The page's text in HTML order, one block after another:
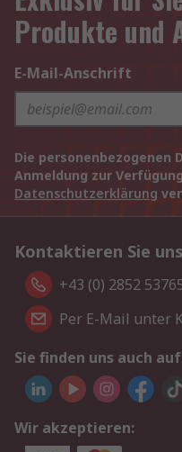
Produkte und
E-Mail-Anschrift
Die personenbezogenen
Anmeldung zur
Datenschutzerklärung
Kontaktieren Sie
+43 (0) 2852
Per E-Mail unter
Sie finden uns auch
Wir akzeptieren: